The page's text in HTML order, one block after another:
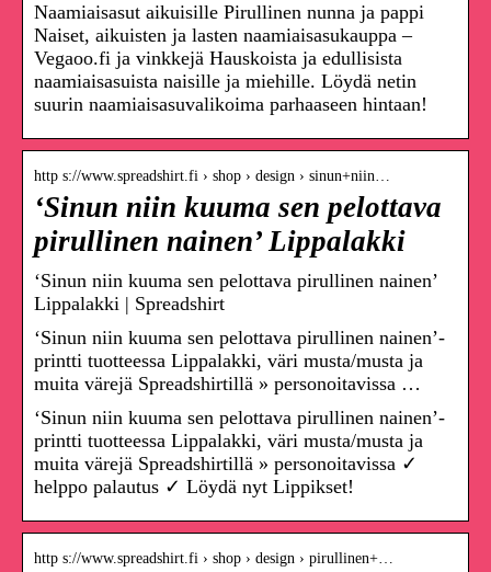
Naamiaisasut aikuisille Pirullinen nunna ja pappi
Naiset, aikuisten ja lasten naamiaisasukauppa –
Vegaoo.fi ja vinkkejä Hauskoista ja edullisista
naamiaisasuista naisille ja miehille. Löydä netin
suurin naamiaisasuvalikoima parhaaseen hintaan!
http s://www.spreadshirt.fi › shop › design › sinun+niin…
‘Sinun niin kuuma sen pelottava
pirullinen nainen’ Lippalakki
‘Sinun niin kuuma sen pelottava pirullinen nainen’
Lippalakki | Spreadshirt
‘Sinun niin kuuma sen pelottava pirullinen nainen’-
printti tuotteessa Lippalakki, väri musta/musta ja
muita värejä Spreadshirtillä » personoitavissa …
‘Sinun niin kuuma sen pelottava pirullinen nainen’-
printti tuotteessa Lippalakki, väri musta/musta ja
muita värejä Spreadshirtillä » personoitavissa ✓
helppo palautus ✓ Löydä nyt Lippikset!
http s://www.spreadshirt.fi › shop › design › pirullinen+…